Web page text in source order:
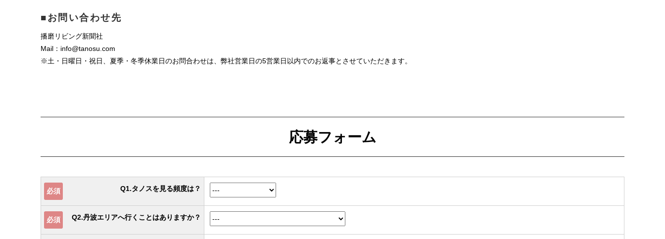
■お問い合わせ先
播磨リビング新聞社
Mail：info@tanosu.com
※土・日曜日・祝日、夏季・冬季休業日のお問合わせは、弊社営業日の5営業日以内でのお返事とさせていただきます。
応募フォーム
必須 Q1.タノスを見る頻度は？
必須 Q2.丹波エリアへ行くことはありますか？